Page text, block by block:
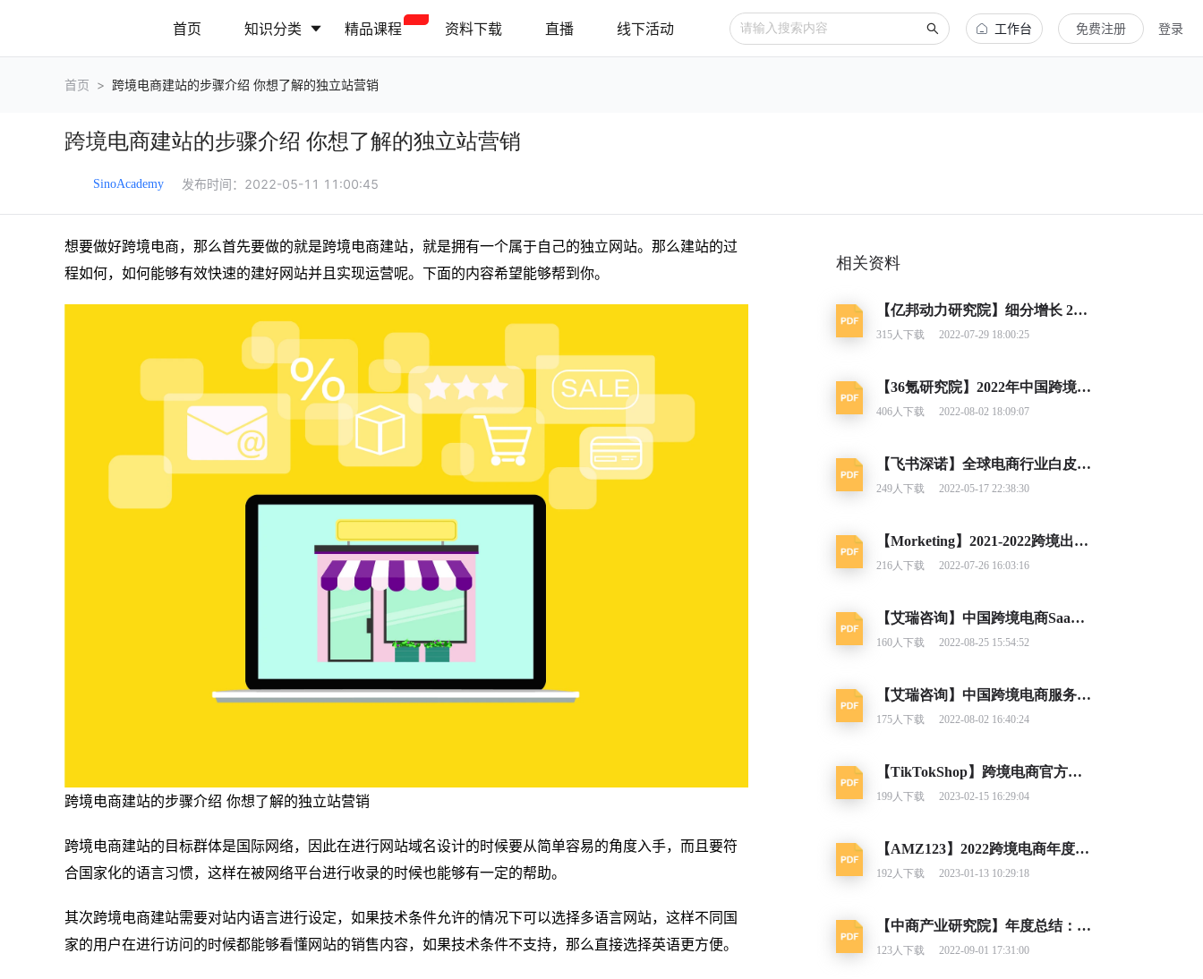
首页 知识分类
营销推广 网站运营
精品课程 资料下载 直播 线下活动 工作台 免费注册 登录
首页 > 跨境电商建站的步骤介绍 你想了解的独立站营销
跨境电商建站的步骤介绍 你想了解的独立站营销
SinoAcademy 发布时间： 2022-05-11 11:00:45
想要做好跨境电商，那么首先要做的就是跨境电商建站，就是拥有一个属于自己的独立网站。那么建站的过
程如何，如何能够有效快速的建好网站并且实现运营呢。下面的内容希望能够帮到你。
跨境电商建站的步骤介绍 你想了解的独立站营销
跨境电商建站的目标群体是国际网络，因此在进行网站域名设计的时候要从简单容易的角度入手，而且要符
合国家化的语言习惯，这样在被网络平台进行收录的时候也能够有一定的帮助。
其次跨境电商建站需要对站内语言进行设定，如果技术条件允许的情况下可以选择多语言网站，这样不同国
家的用户在进行访问的时候都能够看懂网站的销售内容，如果技术条件不支持，那么直接选择英语更方便。
相关资料
【亿邦动力研究院】细分增长 2022东南亚跨境电商出海报告
315人下载 2022-07-29 18:00:25
【36氪研究院】2022年中国跨境电商行业研究报告
406人下载 2022-08-02 18:09:07
【飞书深诺】全球电商行业白皮书（2019-2020）
249人下载 2022-05-17 22:38:30
【Morketing】2021-2022跨境出口电商增长白皮书
216人下载 2022-07-26 16:03:16
【艾瑞咨询】中国跨境电商SaaS行业研究报告：图将好景
160人下载 2022-08-25 15:54:52
【艾瑞咨询】中国跨境电商服务行业趋势报告
175人下载 2022-08-02 16:40:24
【TikTokShop】跨境电商官方综合运营手册 新手商家五大必做指南篇
199人下载 2023-02-15 16:29:04
【AMZ123】2022跨境电商年度报告
192人下载 2023-01-13 10:29:18
【中商产业研究院】年度总结：2021年中国跨境电商市场回顾及2022年发展趋势预测分析
123人下载 2022-09-01 17:31:00